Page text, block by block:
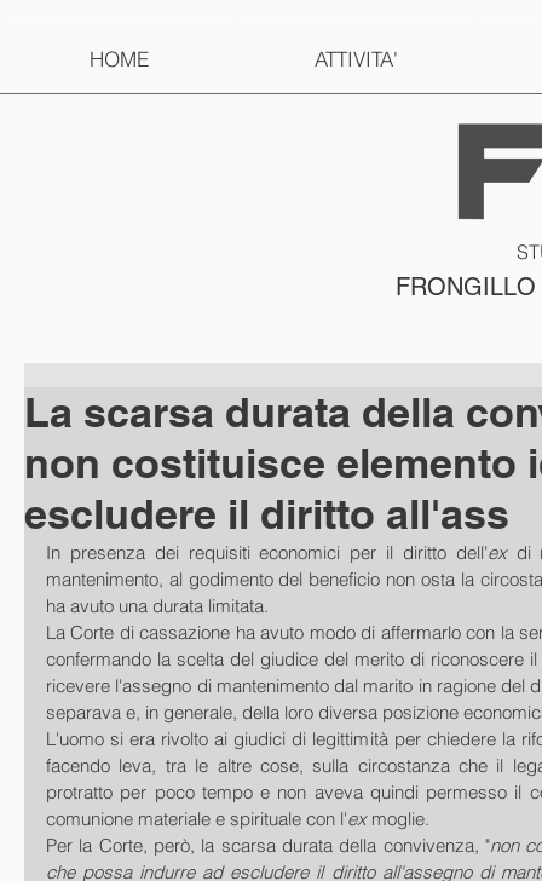
HOME ATTIVITA'
La scarsa durata della
non costituisce elemento
escludere il diritto all'ass
In presenza dei requisiti economici per il diritto dell'ex di
mantenimento, al godimento del beneficio non osta la
ha avuto una durata limitata.
La Corte di cassazione ha avuto modo di affermarlo con la
confermando la scelta del giudice del merito di riconoscere
ricevere l'assegno di mantenimento dal marito in ragione del
separava e, in generale, della loro diversa posizione
L'uomo si era rivolto ai giudici di legittimità per chiedere la
facendo leva, tra le altre cose, sulla circostanza che il
protratto per poco tempo e non aveva quindi permesso il
comunione materiale e spirituale con l'ex moglie.
Per la Corte, però, la scarsa durata della convivenza, "non
che possa indurre ad escludere il diritto all'assegno di